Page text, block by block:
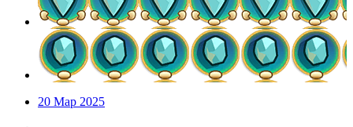
20 Мар 2025